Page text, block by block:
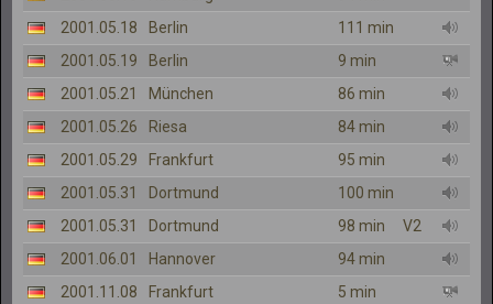
2001.05.18
Berlin
111 min
2001.05.19
Berlin
9 min
2001.05.21
München
86 min
2001.05.26
Riesa
84 min
2001.05.29
Frankfurt
95 min
2001.05.31
Dortmund
100 min
2001.05.31
Dortmund 98 min
V2
2001.06.01
Hannover
94 min
2001.11.08
Frankfurt
5 min